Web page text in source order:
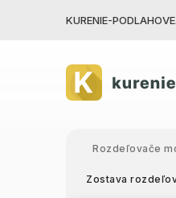
KURENIE-
Rozdeľovače
Zostava